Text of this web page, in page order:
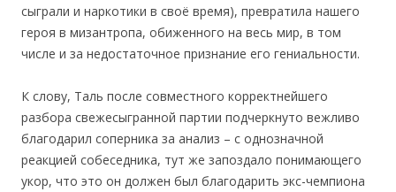
сыграли и наркотики в своё время), превратила нашего
героя в мизантропа, обиженного на весь мир, в том
числе и за недостаточное признание его гениальности.
К слову, Таль после совместного корректнейшего
разбора свежесыгранной партии подчеркнуто вежливо
благодарил соперника за анализ – с однозначной
реакцией собеседника, тут же запоздало понимающего
укор, что это он должен был благодарить экс-чемпиона